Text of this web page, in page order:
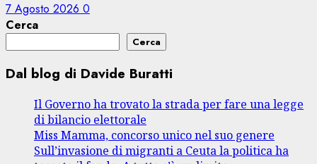
7 Agosto 2026 0
Cerca
Cerca
Dal blog di Davide Buratti
Il Governo ha trovato la strada per fare una legge
di bilancio elettorale
Miss Mamma, concorso unico nel suo genere
Sull’invasione di migranti a Ceuta la politica ha